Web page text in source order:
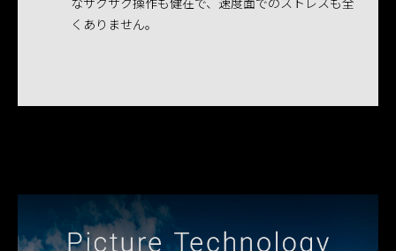
なサクサク操作も健在で、速度面でのストレスも全
くありません。